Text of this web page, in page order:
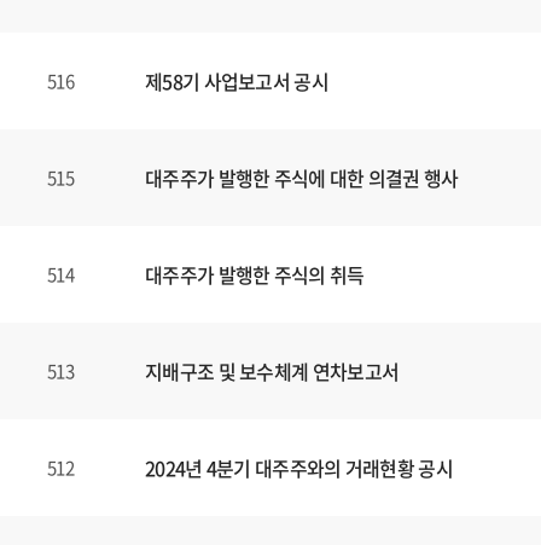
516 제58기 사업보고서 공시
515 대주주가 발행한 주식에 대한 의결권 행사
514 대주주가 발행한 주식의 취득
513 지배구조 및 보수체계 연차보고서
512 2024년 4분기 대주주와의 거래현황 공시